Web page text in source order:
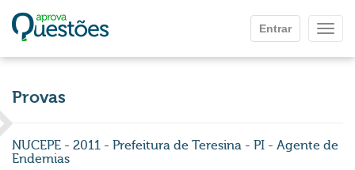
Entrar
Provas
NUCEPE - 2011 - Prefeitura de Teresina - PI - Agente de
Endemias